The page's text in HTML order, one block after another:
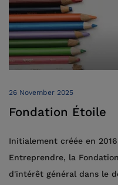
26 November 2025
Fondation Étoile
Initialement créée en
Entreprendre, la
d'intérêt général dans le